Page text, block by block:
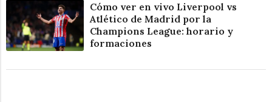
Cómo ver en vivo Liverpool vs
Atlético de Madrid por la
Champions League: horario y
formaciones